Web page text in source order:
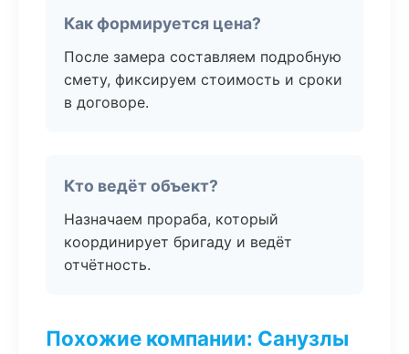
Как формируется цена?
После замера составляем подробную
смету, фиксируем стоимость и сроки
в договоре.
Кто ведёт объект?
Назначаем прораба, который
координирует бригаду и ведёт
отчётность.
Похожие компании: Санузлы